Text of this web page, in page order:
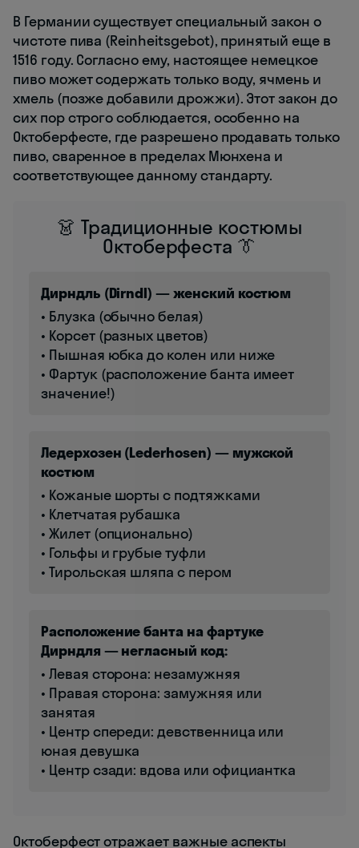
В Германии существует специальный закон о
чистоте пива (Reinheitsgebot), принятый еще в
1516 году. Согласно ему, настоящее немецкое
пиво может содержать только воду, ячмень и
хмель (позже добавили дрожжи). Этот закон до
сих пор строго соблюдается, особенно на
Октоберфесте, где разрешено продавать только
пиво, сваренное в пределах Мюнхена и
соответствующее данному стандарту.
👗 Традиционные костюмы
Октоберфеста 👔
Дирндль (Dirndl) — женский костюм
• Блузка (обычно белая)
• Корсет (разных цветов)
• Пышная юбка до колен или ниже
• Фартук (расположение банта имеет
значение!)
Ледерхозен (Lederhosen) — мужской
костюм
• Кожаные шорты с подтяжками
• Клетчатая рубашка
• Жилет (опционально)
• Гольфы и грубые туфли
• Тирольская шляпа с пером
Расположение банта на фартуке
Дирндля — негласный код:
• Левая сторона: незамужняя
• Правая сторона: замужняя или
занятая
• Центр спереди: девственница или
юная девушка
• Центр сзади: вдова или официантка
Октоберфест отражает важные аспекты